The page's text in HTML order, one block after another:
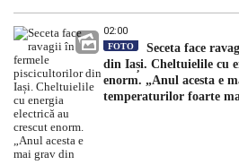
02:00
FOTO
Seceta face
din Iași. Cheltuielile cu
enorm. „Anul acesta e
temperaturilor foarte